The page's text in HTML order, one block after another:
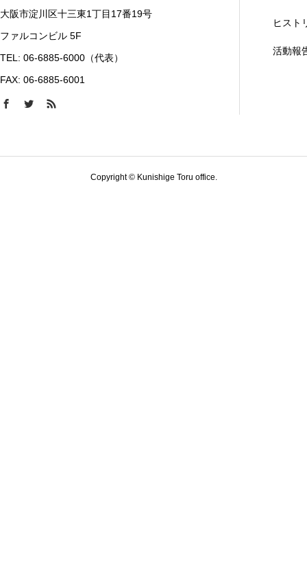
大阪市淀川区十三東1丁目17番19号
ファルコンビル 5F
TEL: 06-6885-6000（代表）
FAX: 06-6885-6001
ヒスト
活動報
Copyright © Kunishige Toru office.